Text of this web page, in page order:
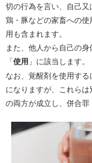
切の行為を言い、自己又
鶏・豚などの家畜への
用も含まれます。
また、他人から自己の
「使用 」に該当します。
なお、覚醒剤を使用す
になりますが、これら
の両方が成立し、併合罪